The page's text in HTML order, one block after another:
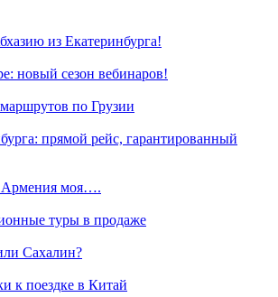
из Екатеринбурга!
новый сезон вебинаров!
по Грузии
прямой рейс, гарантированный
Армения моя….
туры в продаже
Сахалин?
к поездке в Китай